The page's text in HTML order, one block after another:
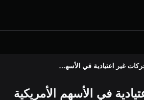
تحركات غير اعتيادية في الأسهم الأمريكية｜ارتفعت أسهم STMicroelectronics بنسبة 3.5% قبل افتتاح السوق بعد إصدار أول وحدة تحكم دقيقة للسيارات مدمجة بمسرّع AI
في الأسهم الأمريكية